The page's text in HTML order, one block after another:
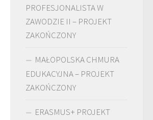
PROFESJONALISTA W
ZAWODZIE II – PROJEKT
ZAKOŃCZONY
MAŁOPOLSKA CHMURA
EDUKACYJNA – PROJEKT
ZAKOŃCZONY
ERASMUS+ PROJEKT